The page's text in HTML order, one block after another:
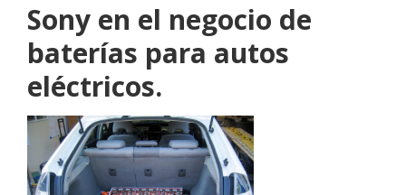
Sony en el negocio de
baterías para autos
eléctricos.